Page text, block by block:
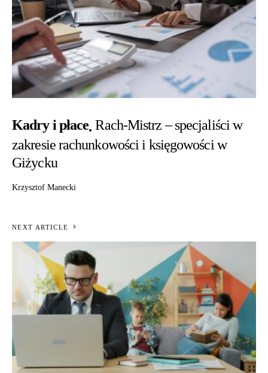
Kadry i płace Rach-Mistrz – specjaliści w
zakresie rachunkowości i księgowości w
Giżycku
Krzysztof Manecki
NEXT ARTICLE